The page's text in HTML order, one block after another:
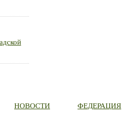
НОВОСТИ ФЕДЕРАЦИЯ